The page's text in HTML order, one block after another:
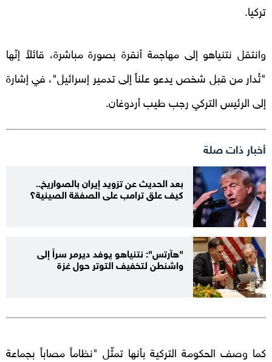
تركيا.
وانتقل نتنياهو إلى مهاجمة أنقرة بصورة مباشرة، قائلاً إنّها
"تُدار من قبل شخص يدعو علناً إلى تدمير إسرائيل"، في إشارة
إلى الرئيس التركي رجب طيب أردوغان.
أخبار ذات صلة
بعد الحديث عن تزويد إيران بالصواريخ..
كيف علق ترامب على الصفقة الصينية؟
"هآرتس": نتنياهو يوفد ديرمر سراً إلى
واشنطن لتخفيف التوتر حول غزة
كما وصف الحكومة التركية بأنها تمثّل "نظاماً مصاباً بجماعة